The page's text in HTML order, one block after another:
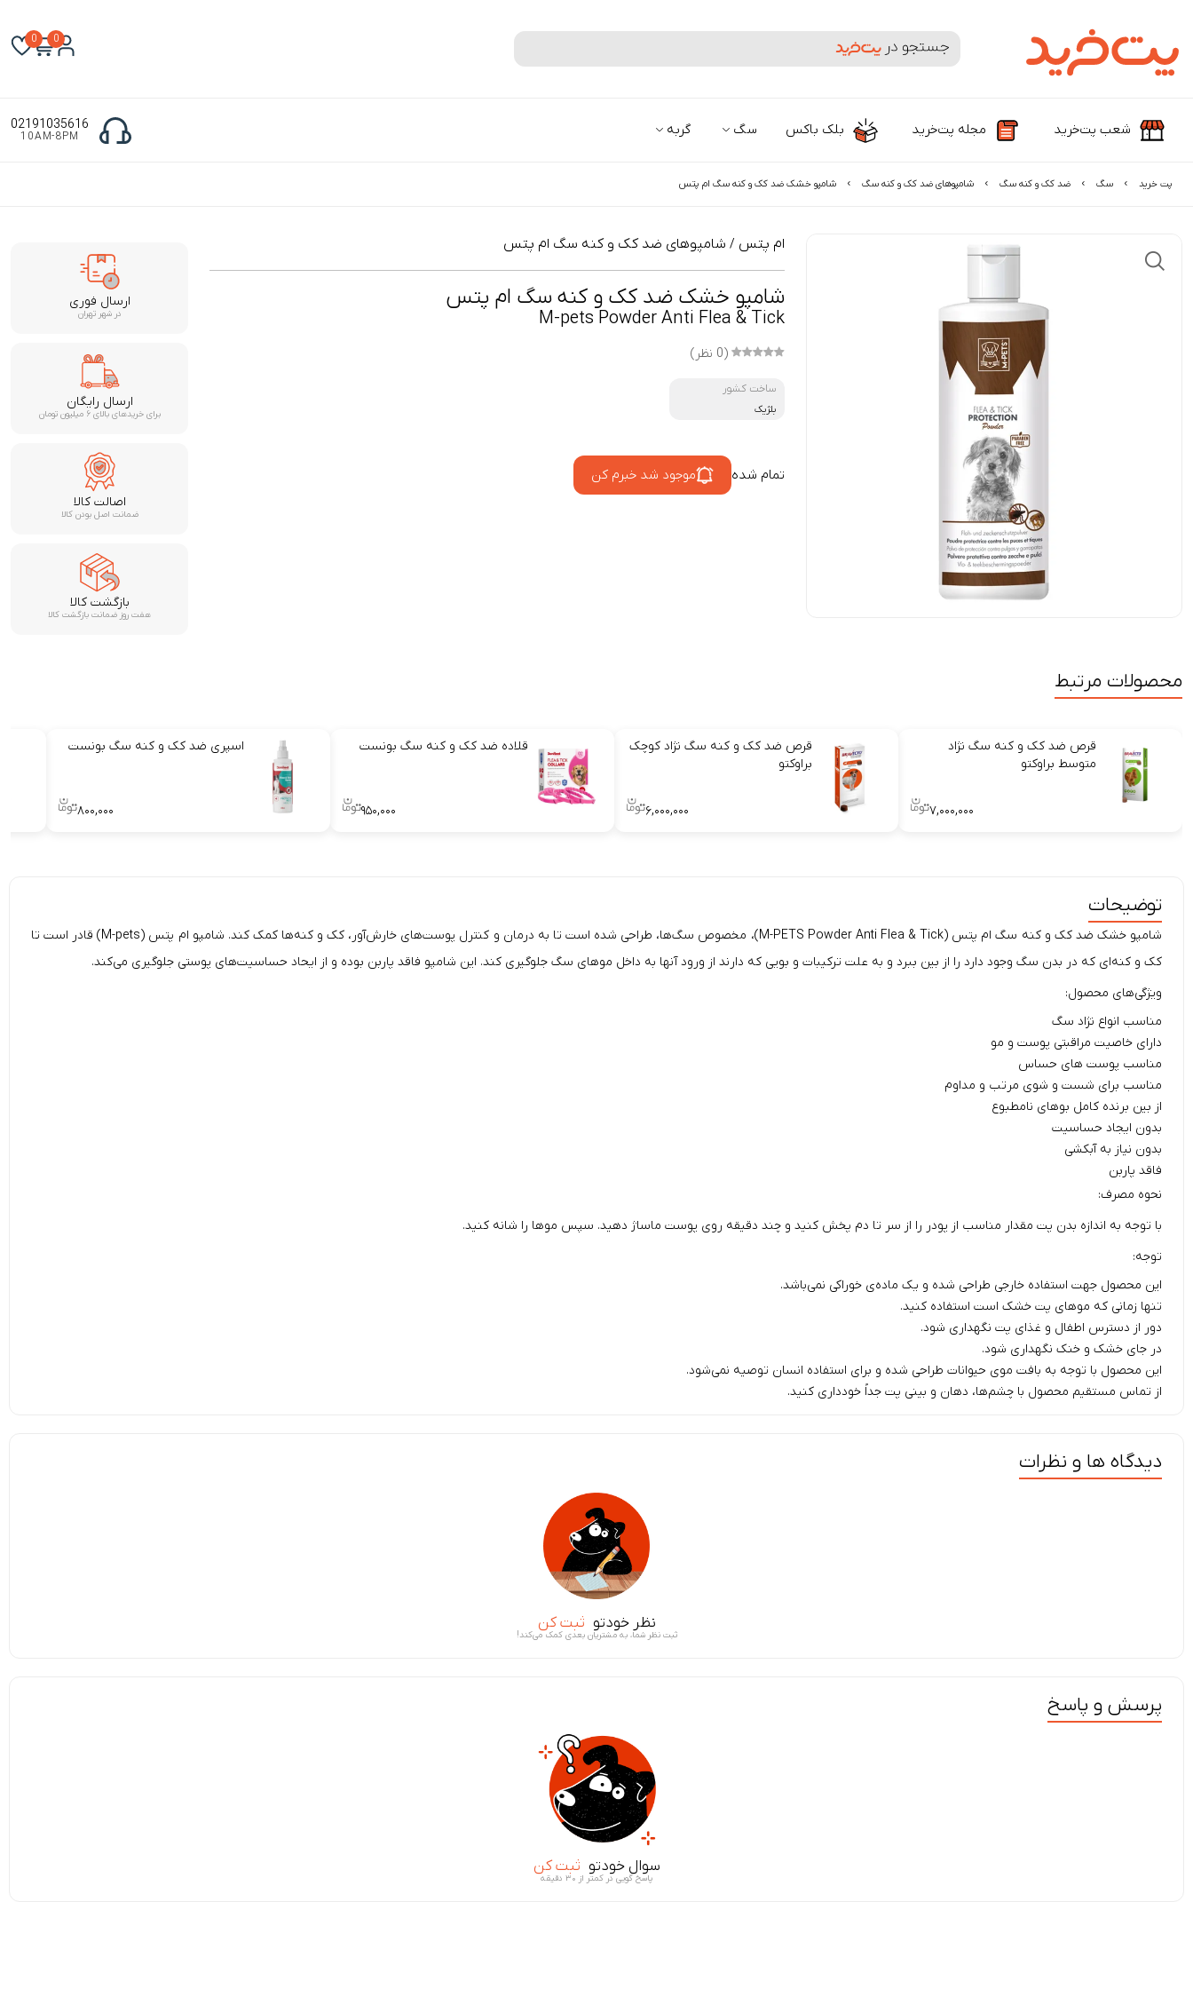
جستجوی محصولات و برندها
0
0
شعب پت‌خرید مجله پت‌خرید بلک باکس سگ گربه 02191035616
10AM-8PM
پت خرید سگ ضد کک و کنه سگ شامپوهای ضد کک و کنه سگ شامپو خشک ضد کک و کنه سگ ام پتس
ام پتس / شامپوهای ضد کک و کنه سگ ام پتس
شامپو خشک ضد کک و کنه سگ ام پتس
M-pets Powder Anti Flea & Tick
(0 نظر)
ساخت کشور
بلژیک
تمام شده موجود شد خبرم کن
ارسال فوری
در شهر تهران
ارسال رایگان
برای خریدهای بالای ۶ میلیون تومان
اصالت کالا
ضمانت اصل بودن کالا
بازگشت کالا
هفت روز ضمانت بازگشت کالا
محصولات مرتبط
قرص ضد کک و کنه سگ نژاد
متوسط براوکتو
۷,۰۰۰,۰۰۰
قرص ضد کک و کنه سگ نژاد کوچک
براوکتو
۶,۰۰۰,۰۰۰
قلاده‌ ضد کک و کنه سگ بونست
۹۵۰,۰۰۰
اسپری ضد کک و کنه سگ بونست
۸۰۰,۰۰۰
توضیحات
شامپو خشک ضد کک و کنه
سگ ام پتس (M-PETS Powder Anti Flea & Tick)، مخصوص سگ‌ها، طراحی شده است تا به درمان و کنترل پوست‌های خارش‌آور، کک و کنه‌ها کمک کند. شامپو ام پتس (M-pets) قادر است تا
کک و کنه‌ای که در بدن سگ وجود دارد را از بین ببرد و به علت ترکیبات و بویی که دارند از ورود آنها به داخل موهای سگ جلوگیری کند. این شامپو فاقد پاربن بوده و از ایحاد حساسیت‌های پوستی جلوگیری می‌کند.
ویژگی‌های محصول:
مناسب انواع نژاد سگ
دارای خاصیت مراقبتی پوست و مو
مناسب پوست های حساس
مناسب برای شست و شوی مرتب و مداوم
از بین برنده کامل بوهای نامطبوع
بدون ایجاد حساسیت
بدون نیاز به آبکشی
فاقد پاربن
نحوه مصرف:
با توجه به اندازه بدن پت مقدار مناسب از پودر را از سر تا دم پخش کنید و چند دقیقه روی پوست ماساژ دهید. سپس موها را شانه کنید.
توجه:
این محصول جهت استفاده خارجی طراحی شده و یک ماده‌ی خوراکی نمی‌باشد.
تنها زمانی که موهای پت خشک است استفاده کنید.
دور از دسترس اطفال و غذای پت نگهداری شود.
در جای خشک و خنک نگهداری شود.
این محصول با توجه به بافت موی حیوانات طراحی شده و برای استفاده انسان توصیه نمی‌شود.
از تماس مستقیم محصول با چشم‌ها، دهان و بینی پت جداً خودداری کنید.
دیدگاه ها و نظرات
نظر خودتو ثبت کن
ثبت نظر شما، به مشتریان بعدی کمک می‌کند!
پرسش و پاسخ
سوال خودتو ثبت کن
پاسخ گویی در کمتر از ۳۰ دقیقه